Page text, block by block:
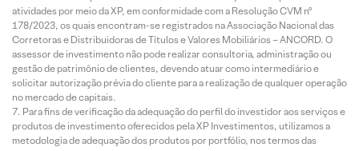
atividades por meio da XP, em conformidade com a Resolução CVM nº
178/2023, os quais encontram-se registrados na Associação Nacional das
Corretoras e Distribuidoras de Títulos e Valores Mobiliários – ANCORD. O
assessor de investimento não pode realizar consultoria, administração ou
gestão de patrimônio de clientes, devendo atuar como intermediário e
solicitar autorização prévia do cliente para a realização de qualquer operação
no mercado de capitais.
Para fins de verificação da adequação do perfil do investidor aos serviços e
produtos de investimento oferecidos pela XP Investimentos, utilizamos a
metodologia de adequação dos produtos por portfólio, nos termos das